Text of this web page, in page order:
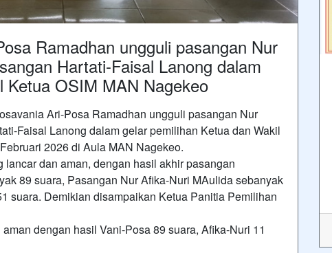
Ramadhan ungguli pasangan Nur
Hartati-Faisal Lanong dalam
Ketua OSIM MAN Nagekeo
Ari-Posa Ramadhan ungguli pasangan Nur
Faisal Lanong dalam gelar pemilihan Ketua dan Wakil
2026 di Aula MAN Nagekeo.
dan aman, dengan hasil akhir pasangan
89 suara, Pasangan Nur Afika-Nuri MAulida sebanyak
suara. Demikian disampaikan Ketua Panitia Pemilihan
dengan hasil Vani-Posa 89 suara, Afika-Nuri 11